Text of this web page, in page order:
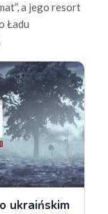
a jego resort
Ładu